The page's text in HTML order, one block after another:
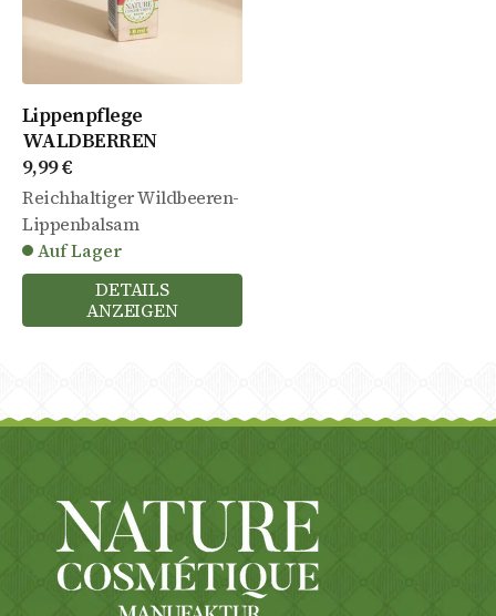
Lippenpflege
WALDBERREN
Angebot
9,99 €
Reichhaltiger Wildbeeren-
Lippenbalsam
Auf Lager
DETAILS
ANZEIGEN